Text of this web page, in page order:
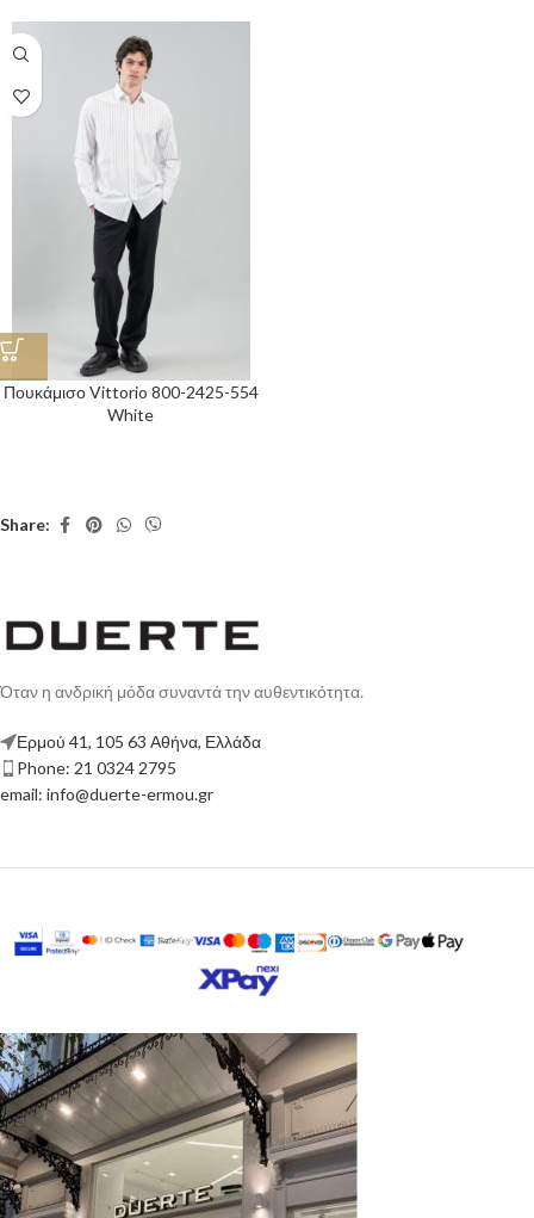
Πουκάμισο Vittorio 800-2425-554
White
Share:
Όταν η ανδρική μόδα συναντά την αυθεντικότητα.
Ερμού 41, 105 63 Αθήνα, Ελλάδα
Phone: 21 0324 2795
email: info@duerte-ermou.gr